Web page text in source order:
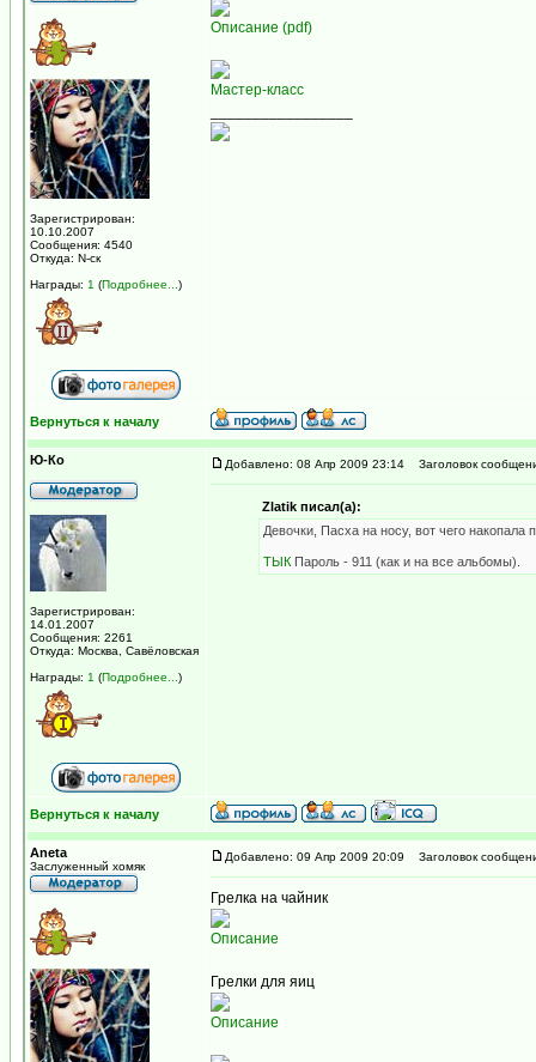
Зарегистрирован:
10.10.2007
Сообщения: 4540
Откуда: N-ск
Награды: 1 (Подробнее... )
Описание (pdf)
Мастер-класс
Вернуться к началу
Ю-Ко
Зарегистрирован:
14.01.2007
Сообщения: 2261
Откуда: Москва, Савёловская
Награды: 1 (Подробнее... )
Добавлено: 08 Апр 2009 23:14 Заголовок
Zlatik писал(а):
Девочки, Пасха на носу, вот чего накопала
ТЫК Пароль - 911 (как и на все альбомы).
Вернуться к началу
Aneta
Заслуженный хомяк
Добавлено: 09 Апр 2009 20:09 Заголовок
Грелка на чайник
Описание
Грелки для яиц
Описание